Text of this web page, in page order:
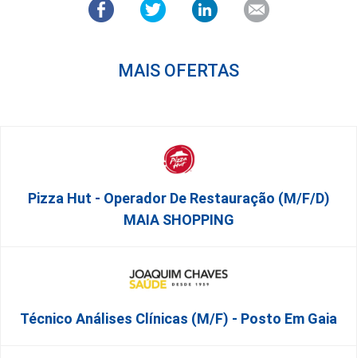
MAIS OFERTAS
Pizza Hut - Operador De Restauração (m/f/d)
MAIA SHOPPING
Técnico Análises Clínicas (M/F) - Posto Em Gaia